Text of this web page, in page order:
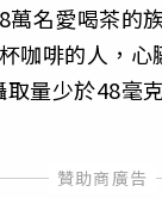
萬名愛喝茶的
咖啡的人，心
量少於48毫